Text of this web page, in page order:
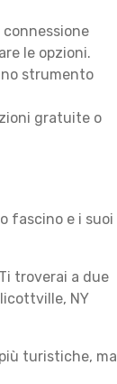
le opzioni.
strumento
gratuite o
fascino e i suoi
troverai a due
NY
turistiche, ma